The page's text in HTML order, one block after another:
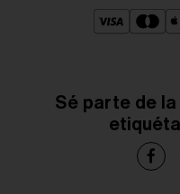
Sé parte de la